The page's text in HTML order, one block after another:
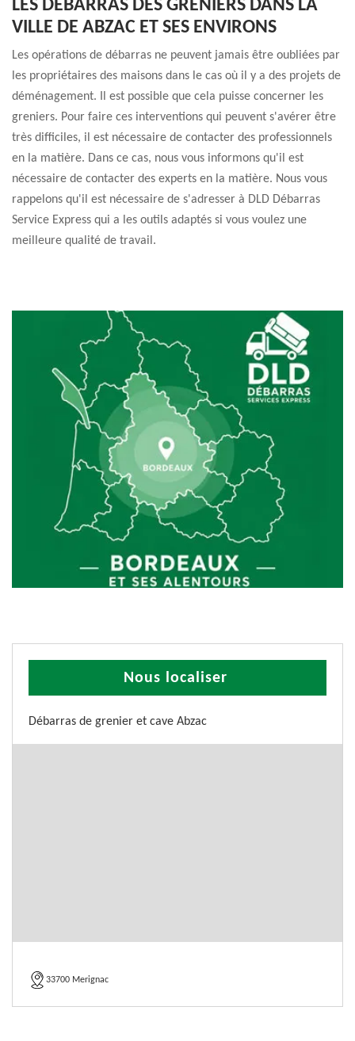
LES DÉBARRAS DES GRENIERS DANS LA
VILLE DE ABZAC ET SES ENVIRONS
Les opérations de débarras ne peuvent jamais être oubliées par
les propriétaires des maisons dans le cas où il y a des projets de
déménagement. Il est possible que cela puisse concerner les
greniers. Pour faire ces interventions qui peuvent s'avérer être
très difficiles, il est nécessaire de contacter des professionnels
en la matière. Dans ce cas, nous vous informons qu'il est
nécessaire de contacter des experts en la matière. Nous vous
rappelons qu'il est nécessaire de s'adresser à DLD Débarras
Service Express qui a les outils adaptés si vous voulez une
meilleure qualité de travail.
Nous localiser
Débarras de grenier et cave Abzac
33700 Merignac